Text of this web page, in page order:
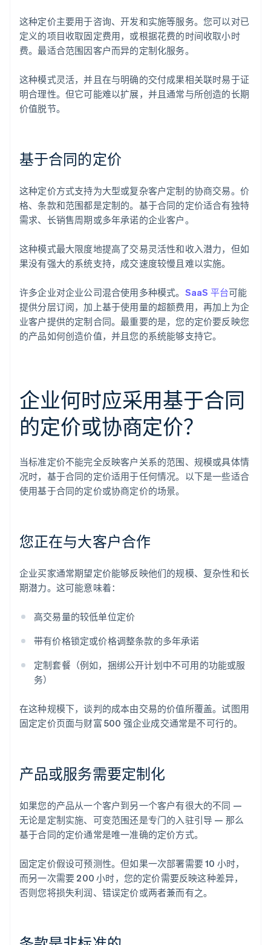
这种定价主要用于咨询、开发和实施等服务。您可以对已
定义的项目收取固定费用，或根据花费的时间收取小时
费。最适合范围因客户而异的定制化服务。
这种模式灵活，并且在与明确的交付成果相关联时易于证
明合理性。但它可能难以扩展，并且通常与所创造的长期
价值脱节。
基于合同的定价
这种定价方式支持为大型或复杂客户定制的协商交易。价
格、条款和范围都是定制的。基于合同的定价适合有独特
需求、长销售周期或多年承诺的企业客户。
这种模式最大限度地提高了交易灵活性和收入潜力，但如
果没有强大的系统支持，成交速度较慢且难以实施。
许多企业对企业公司混合使用多种模式。 SaaS 平台可能
提供分层订阅，加上基于使用量的超额费用，再加上为企
业客户提供的定制合同。最重要的是，您的定价要反映您
的产品如何创造价值，并且您的系统能够支持它。
企业何时应采用基于合同
的定价或协商定价？
当标准定价不能完全反映客户关系的范围、规模或具体情
况时，基于合同的定价适用于任何情况。以下是一些适合
使用基于合同的定价或协商定价的场景。
您正在与大客户合作
企业买家通常期望定价能够反映他们的规模、复杂性和长
期潜力。这可能意味着：
高交易量的较低单位定价
带有价格锁定或价格调整条款的多年承诺
定制套餐（例如，捆绑公开计划中不可用的功能或服
务）
在这种规模下，谈判的成本由交易的价值所覆盖。试图用
固定定价页面与财富 500 强企业成交通常是不可行的。
产品或服务需要定制化
如果您的产品从一个客户到另一个客户有很大的不同 —
无论是定制实施、可变范围还是专门的入驻引导 — 那么
基于合同的定价通常是唯一准确的定价方式。
固定定价假设可预测性。但如果一次部署需要 10 小时，
而另一次需要 200 小时，您的定价需要反映这种差异，
否则您将损失利润、错误定价或两者兼而有之。